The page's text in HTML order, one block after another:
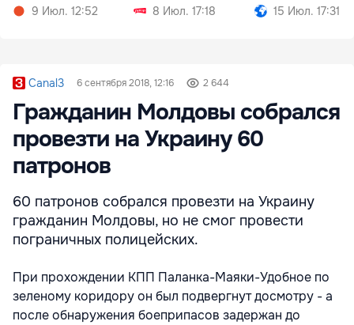
9 Июл. 12:52
8 Июл. 17:18
15 Июл. 17:31
Canal3 6 сентября 2018, 12:16 2 644
Гражданин Молдовы собрался
провезти на Украину 60
патронов
60 патронов собрался провезти на Украину
гражданин Молдовы, но не смог провести
пограничных полицейских.
При прохождении КПП Паланка-Маяки-Удобное по
зеленому коридору он был подвергнут досмотру - а
после обнаружения боеприпасов задержан до